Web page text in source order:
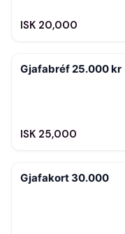
ISK 20,000
Gjafabréf 25.000 kr
ISK 25,000
Gjafakort 30.000